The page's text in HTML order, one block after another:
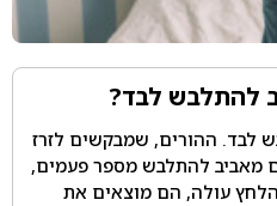
להתלבש לבד?
לבד. ההורים, שמבקשים לזרז
מאביב להתלבש מספר פעמים,
עולה, הם מוצאים את